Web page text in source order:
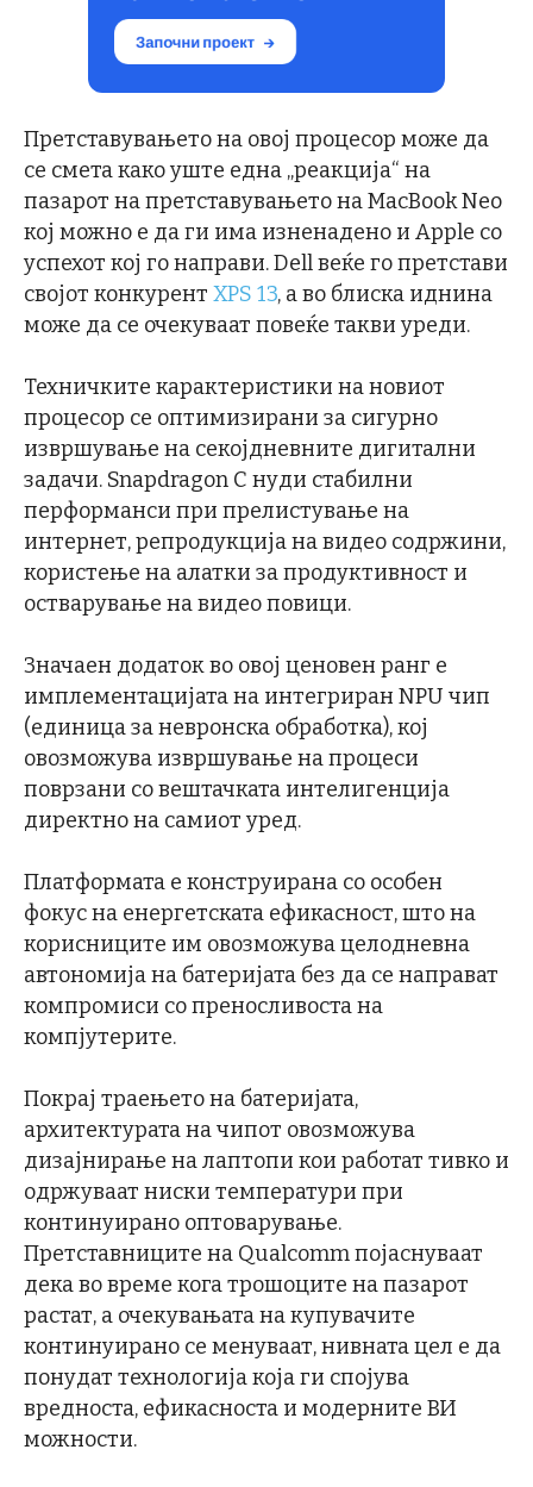
Претставувањето на овој процесор може да
се смета како уште една „реакција“ на
пазарот на претставувањето на MacBook Neo
кој можно е да ги има изненадено и Apple со
успехот кој го направи. Dell веќе го претстави
својот конкурент XPS 13, а во блиска иднина
може да се очекуваат повеќе такви уреди.
Техничките карактеристики на новиот
процесор се оптимизирани за сигурно
извршување на секојдневните дигитални
задачи. Snapdragon C нуди стабилни
перформанси при прелистување на
интернет, репродукција на видео содржини,
користење на алатки за продуктивност и
остварување на видео повици.
Значаен додаток во овој ценовен ранг е
имплементацијата на интегриран NPU чип
(единица за невронска обработка), кој
овозможува извршување на процеси
поврзани со вештачката интелигенција
директно на самиот уред.
Платформата е конструирана со особен
фокус на енергетската ефикасност, што на
корисниците им овозможува целодневна
автономија на батеријата без да се направат
компромиси со преносливоста на
компјутерите.
Покрај траењето на батеријата,
архитектурата на чипот овозможува
дизајнирање на лаптопи кои работат тивко и
одржуваат ниски температури при
континуирано оптоварување.
Претставниците на Qualcomm појаснуваат
дека во време кога трошоците на пазарот
растат, а очекувањата на купувачите
континуирано се менуваат, нивната цел е да
понудат технологија која ги спојува
вредноста, ефикасноста и модерните ВИ
можности.